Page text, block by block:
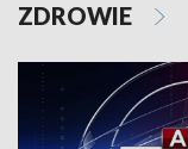
ZDROWIE